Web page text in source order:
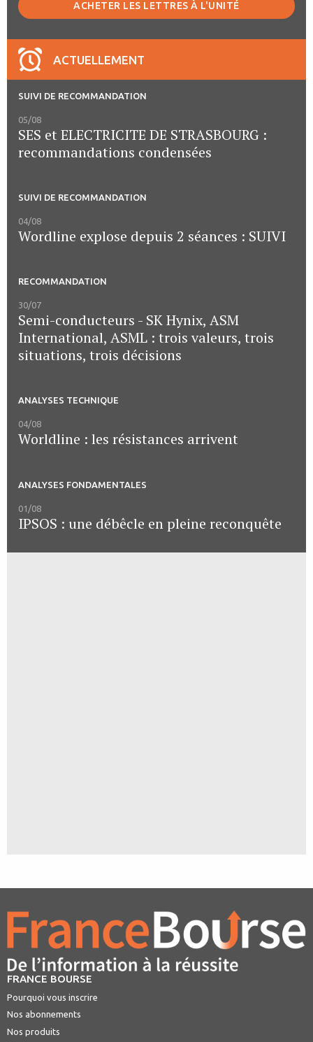
ACHETER LES LETTRES À L'UNITÉ
ACTUELLEMENT
SUIVI DE RECOMMANDATION
05/08
SES et ELECTRICITE DE STRASBOURG :
recommandations condensées
SUIVI DE RECOMMANDATION
04/08
Wordline explose depuis 2 séances : SUIVI
RECOMMANDATION
30/07
Semi-conducteurs - SK Hynix, ASM
International, ASML : trois valeurs, trois
situations, trois décisions
ANALYSES TECHNIQUE
04/08
Worldline : les résistances arrivent
ANALYSES FONDAMENTALES
01/08
IPSOS : une débêcle en pleine reconquête
FRANCE BOURSE
Pourquoi vous inscrire
Nos abonnements
Nos produits